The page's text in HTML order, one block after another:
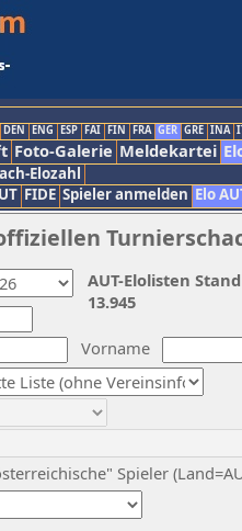
DEN ENG ESP FAI FIN FRA GER GRE INA
Foto-Galerie Meldekartei
Elozahl
FIDE Spieler anmelden Elo
Vorname
Spieler
AUT-Elolisten
13.945